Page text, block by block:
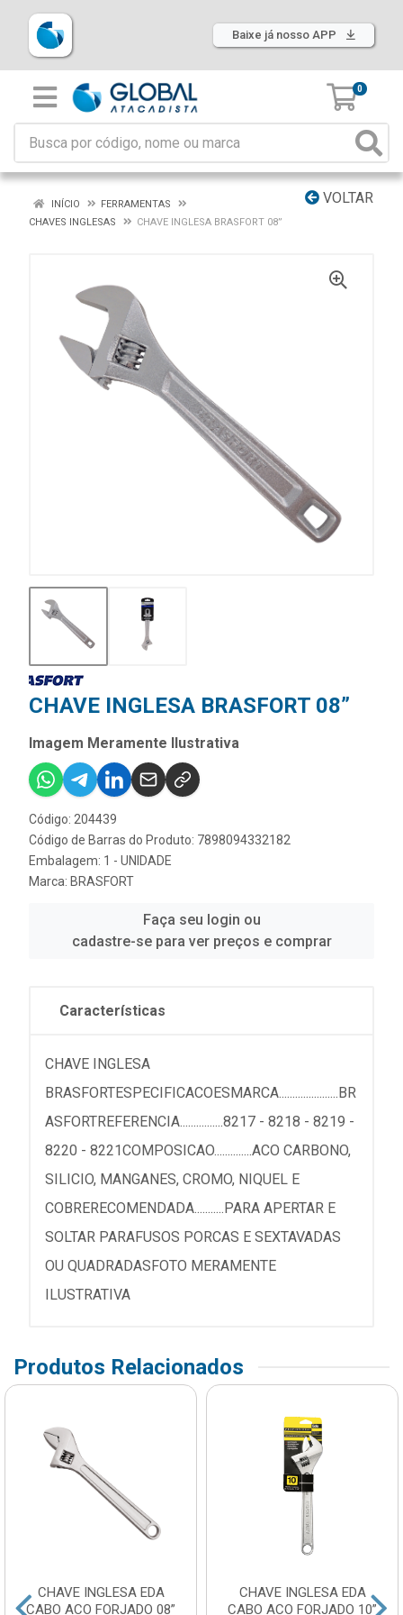
Baixe já nosso APP
0
VOLTAR
INÍCIO
FERRAMENTAS
CHAVES INGLESAS
CHAVE INGLESA BRASFORT 08”
CHAVE INGLESA BRASFORT 08”
Imagem Meramente Ilustrativa
Código: 204439
Código de Barras do Produto: 7898094332182
Embalagem: 1 - UNIDADE
Marca: BRASFORT
Faça seu login ou
cadastre-se para ver preços e comprar
Características
CHAVE INGLESA
BRASFORTESPECIFICACOESMARCA......................BR
ASFORTREFERENCIA................8217 - 8218 - 8219 -
8220 - 8221COMPOSICAO..............ACO CARBONO,
SILICIO, MANGANES, CROMO, NIQUEL E
COBRERECOMENDADA...........PARA APERTAR E
SOLTAR PARAFUSOS PORCAS E SEXTAVADAS
OU QUADRADASFOTO MERAMENTE
ILUSTRATIVA
Produtos Relacionados
CHAVE INGLESA EDA
CABO ACO FORJADO 08”
CHAVE INGLESA EDA
CABO ACO FORJADO 10”